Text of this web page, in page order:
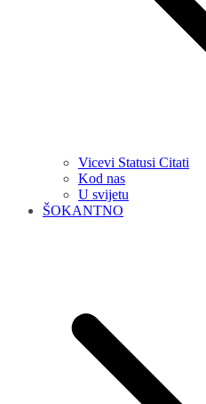
Vicevi Statusi Citati
Kod nas
U svijetu
ŠOKANTNO